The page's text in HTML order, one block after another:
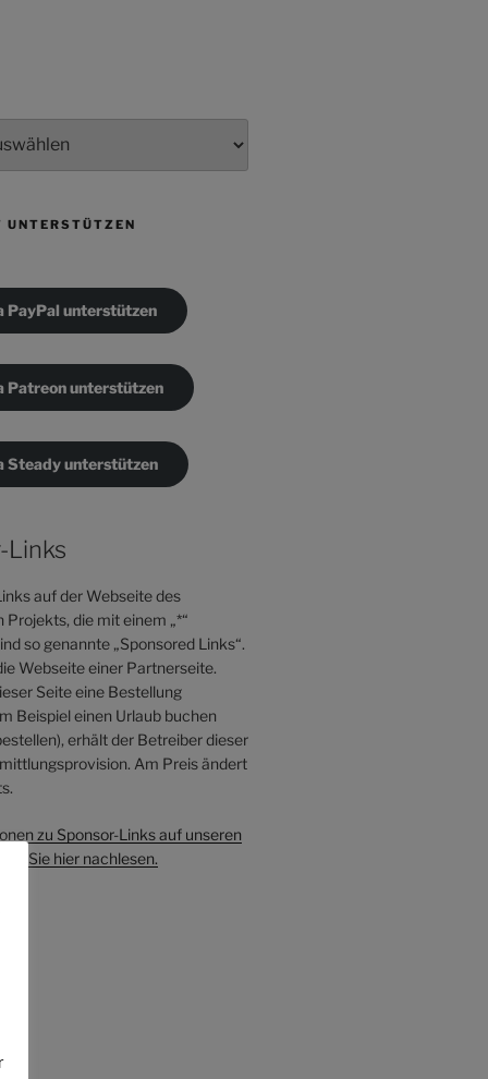
UNTERSTÜTZEN
PayPal unterstützen
Patreon unterstützen
Steady unterstützen
Links
auf der Webseite des
die mit einem „*“
so genannte „Sponsored Links“.
Webseite einer Partnerseite.
Seite eine Bestellung
Beispiel einen Urlaub buchen
erhält der Betreiber dieser
Am Preis ändert
zu Sponsor-Links auf unseren
Sie hier nachlesen.